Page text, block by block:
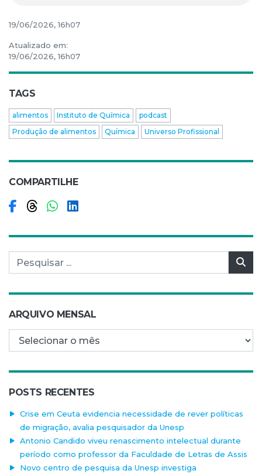
19/06/2026, 16h07
Atualizado em:
19/06/2026, 16h07
TAGS
alimentos Instituto de Química
podcast
Produção de alimentos
Química Universo Profissional
COMPARTILHE
Compartilhar no Facebook
Compartilhar no Threads
Compartilhar no WhatsApp
Compartilhar no LinkedIn
Pesquisar por:
ARQUIVO MENSAL
Arquivo mensal
POSTS RECENTES
Crise em Ceuta evidencia necessidade de rever políticas
de migração, avalia pesquisador da Unesp
Antonio Candido viveu renascimento intelectual durante
período como professor da Faculdade de Letras de Assis
Novo centro de pesquisa da Unesp investiga